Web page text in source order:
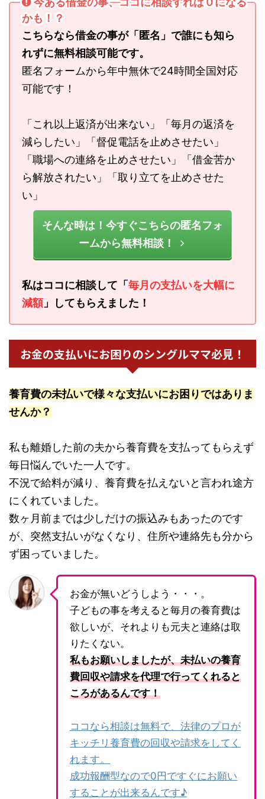
かも！？
こちらなら借金の事が「匿名」で誰にも知ら
れずに無料相談可能です。
匿名フォームから年中無休で24時間全国対応
可能です！
「これ以上返済が出来ない」「毎月の返済を
減らしたい」「督促電話を止めさせたい」
「職場への連絡を止めさせたい」「借金苦か
ら解放されたい」「取り立てを止めさせた
い」
そんな時は！今すぐこちらの匿名フォ
ームから無料相談！
私はココに相談して「毎月の支払いを大幅に
減額」してもらえました！
お金の支払いにお困りのシングルママ必見！
養育費の未払いで様々な支払いにお困りではありま
せんか？
私も離婚した前の夫から養育費を支払ってもらえず
毎日悩んでいた一人です。
不況で給料が減り、養育費を払えないと言われ途方
にくれていました。
数ヶ月前までは少しだけの振込みもあったのです
が、突然支払いがなくなり、住所や連絡先も分から
ず困っていました。
お金が無いどうしよう・・・。
子どもの事を考えると毎月の養育費は
欲しいが、それよりも元夫と連絡は取
りたくない。
私もお願いしましたが、未払いの養育
費回収や請求を代理で行ってくれると
ころがあるんです！
ココなら相談は無料で、法律のプロが
キッチリ養育費の回収や請求をしてく
れます。
成功報酬型なので0円ですぐにお願い
することが出来るんです♪